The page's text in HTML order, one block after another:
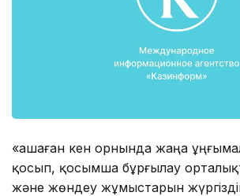
«Қашаған кен орнында жаңа
қосып, қосымша бұрғылау
және жөндеу жұмыстарын